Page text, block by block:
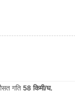
गति 58 किमी/घ.